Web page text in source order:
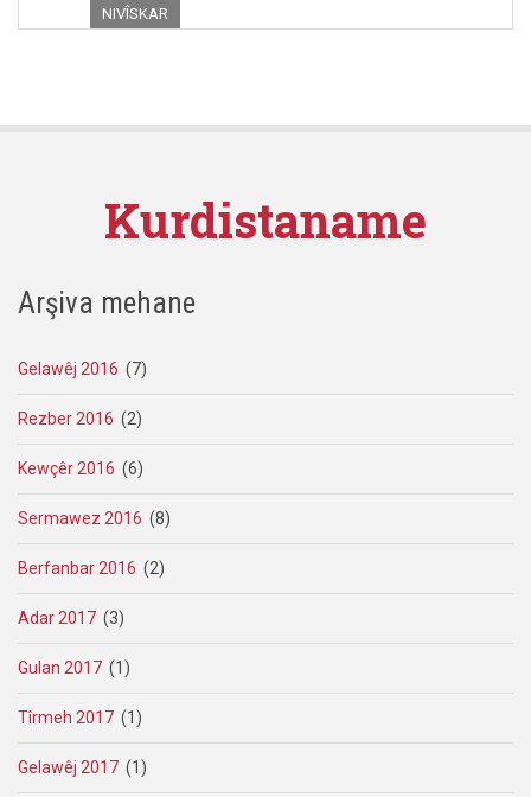
NIVÎSKAR
Kurdistaname
Arşiva mehane
Gelawêj 2016 (7)
Rezber 2016 (2)
Kewçêr 2016 (6)
Sermawez 2016 (8)
Berfanbar 2016 (2)
Adar 2017 (3)
Gulan 2017 (1)
Tîrmeh 2017 (1)
Gelawêj 2017 (1)